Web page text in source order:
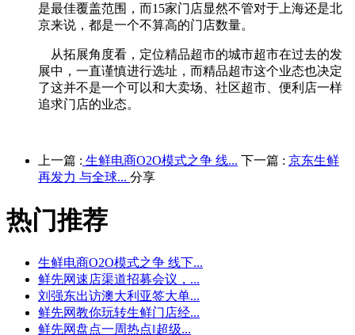
是最佳覆盖范围，而15家门店显然不管对于上海还是北
京来说，都是一个不算高的门店数量。
从拓展角度看，定位精品超市的城市超市在过去的发
展中，一直谨慎进行选址，而精品超市这个业态也决定
了这并不是一个可以和大卖场、社区超市、便利店一样
追求门店的业态。
上一篇 : 生鲜电商O2O模式之争 线... 下一篇 : 京东生鲜
再发力 与全球... 分享
热门推荐
生鲜电商O2O模式之争 线下...
鲜先网速店渠道招募会议，...
刘强东出访澳大利亚签大单...
鲜先网教你玩转生鲜门店经...
鲜先网盘点一周热点‖超级...